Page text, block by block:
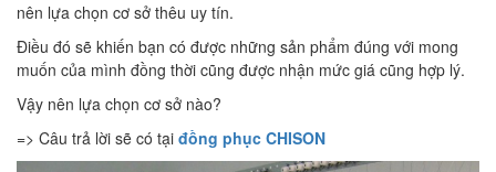
nên lựa chọn cơ sở thêu uy tín.
Điều đó sẽ khiến bạn có được những sản phẩm đúng với mong
muốn của mình đồng thời cũng được nhận mức giá cũng hợp lý.
Vậy nên lựa chọn cơ sở nào?
=> Câu trả lời sẽ có tại đồng phục CHISON